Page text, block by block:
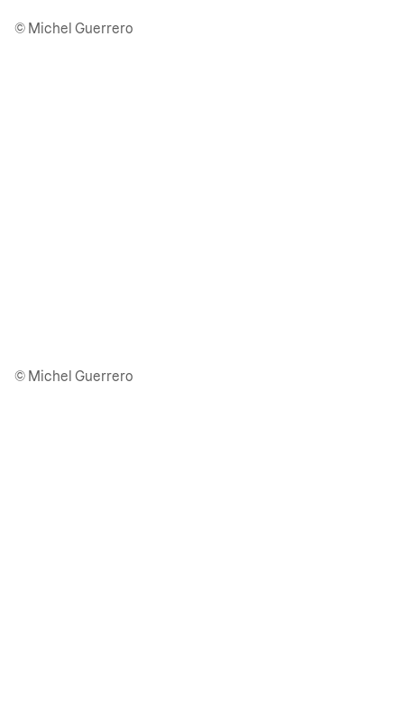
© Michel Guerrero
© Michel Guerrero